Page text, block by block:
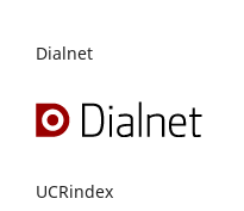
Dialnet
UCRindex